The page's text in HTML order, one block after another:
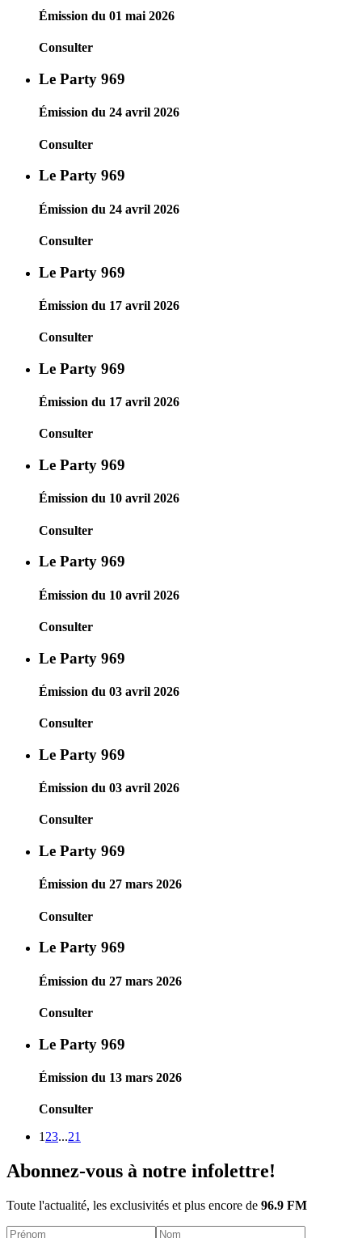
Émission du 01 mai 2026
Consulter
Le Party 969
Émission du 24 avril 2026
Consulter
Le Party 969
Émission du 24 avril 2026
Consulter
Le Party 969
Émission du 17 avril 2026
Consulter
Le Party 969
Émission du 17 avril 2026
Consulter
Le Party 969
Émission du 10 avril 2026
Consulter
Le Party 969
Émission du 10 avril 2026
Consulter
Le Party 969
Émission du 03 avril 2026
Consulter
Le Party 969
Émission du 03 avril 2026
Consulter
Le Party 969
Émission du 27 mars 2026
Consulter
Le Party 969
Émission du 27 mars 2026
Consulter
Le Party 969
Émission du 13 mars 2026
Consulter
1 23...21
Abonnez-vous à notre infolettre!
Toute l'actualité, les exclusivités et plus encore de 96.9 FM